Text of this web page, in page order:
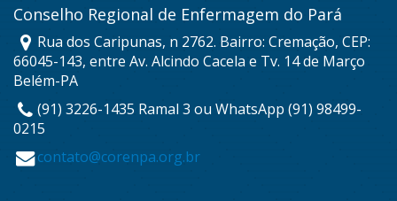
Conselho Regional de Enfermagem do Pará
Rua dos Caripunas, n 2762. Bairro: Cremação, CEP:
66045-143, entre Av. Alcindo Cacela e Tv. 14 de Março
Belém-PA
(91) 3226-1435 Ramal 3 ou WhatsApp (91) 98499-
0215
contato@corenpa.org.br